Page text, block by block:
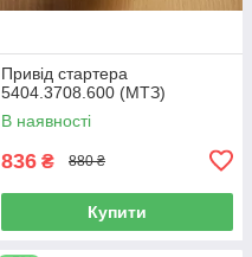
Привід стартера
5404.3708.600 (МТЗ)
В наявності
836 ₴ 880 ₴
Купити